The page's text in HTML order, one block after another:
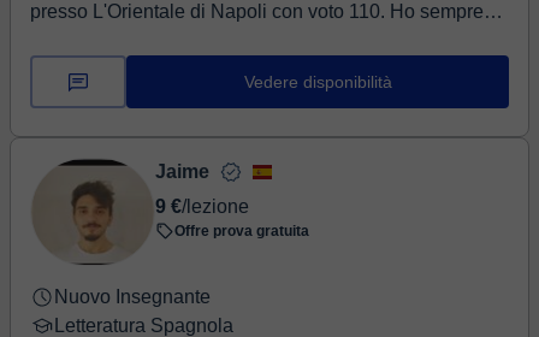
presso L'Orientale di Napoli con voto 110. Ho sempre
Vedere disponibilità
Jaime
9 €/lezione
Offre prova gratuita
Nuovo Insegnante
Letteratura Spagnola